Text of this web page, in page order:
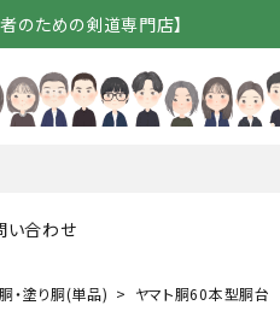
のための剣道専門店】
い合わせ
・塗り胴(単品) ヤマト胴60本型胴台